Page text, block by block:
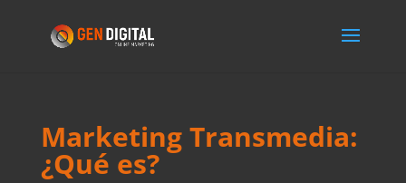
Marketing Transmedia:
¿Qué es?